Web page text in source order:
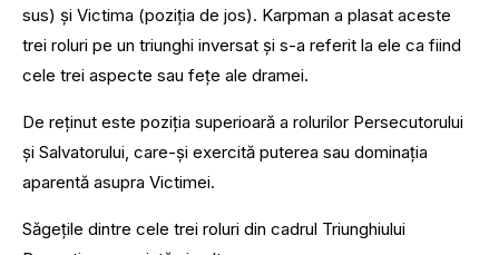
sus) și Victima (poziția de jos). Karpman a plasat aceste
trei roluri pe un triunghi inversat și s-a referit la ele ca fiind
cele trei aspecte sau fețe ale dramei.
De reţinut este poziţia superioară a rolurilor Persecutorului
şi Salvatorului, care-şi exercită puterea sau dominaţia
aparentă asupra Victimei.
Săgeţile dintre cele trei roluri din cadrul Triunghiului